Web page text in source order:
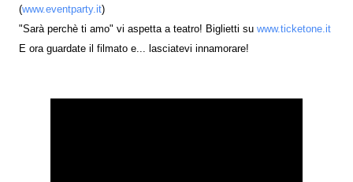
(www.eventparty.it)
"Sarà perchè ti amo" vi aspetta a teatro! Biglietti su www.ticketone.it
E ora guardate il filmato e... lasciatevi innamorare!